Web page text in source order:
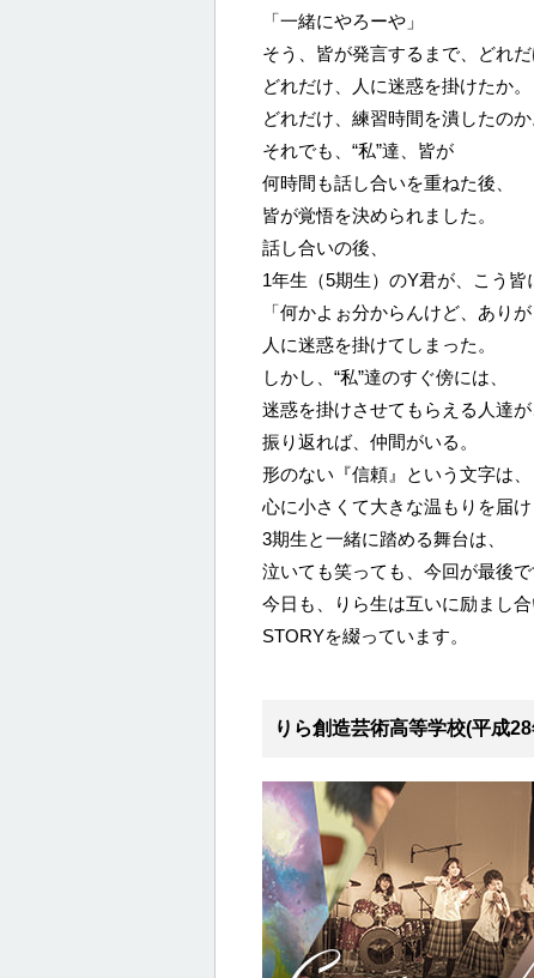
「一緒にやろーや」
そう、皆が発言するまで、どれ
どれだけ、人に迷惑を掛けたか。
どれだけ、練習時間を潰したのか
それでも、“私”達、皆が
何時間も話し合いを重ねた後、
皆が覚悟を決められました。
話し合いの後、
1年生（5期生）のY君が、こう皆
「何かよぉ分からんけど、ありが
人に迷惑を掛けてしまった。
しかし、“私”達のすぐ傍には、
迷惑を掛けさせてもらえる人達が
振り返れば、仲間がいる。
形のない『信頼』という文字は、
心に小さくて大きな温もりを届け
3期生と一緒に踏める舞台は、
泣いても笑っても、今回が最後で
今日も、りら生は互いに励まし合
STORYを綴っています。
りら創造芸術高等学校(平成